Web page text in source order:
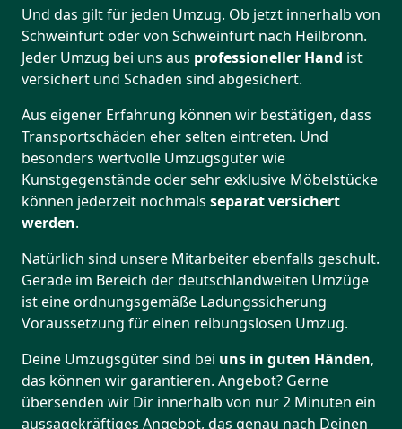
Und das gilt für jeden Umzug. Ob jetzt innerhalb von
Schweinfurt oder von Schweinfurt nach Heilbronn.
Jeder Umzug bei uns aus professioneller Hand ist
versichert und Schäden sind abgesichert.
Aus eigener Erfahrung können wir bestätigen, dass
Transportschäden eher selten eintreten. Und
besonders wertvolle Umzugsgüter wie
Kunstgegenstände oder sehr exklusive Möbelstücke
können jederzeit nochmals separat versichert
werden.
Natürlich sind unsere Mitarbeiter ebenfalls geschult.
Gerade im Bereich der deutschlandweiten Umzüge
ist eine ordnungsgemäße Ladungssicherung
Voraussetzung für einen reibungslosen Umzug.
Deine Umzugsgüter sind bei uns in guten Händen,
das können wir garantieren. Angebot? Gerne
übersenden wir Dir innerhalb von nur 2 Minuten ein
aussagekräftiges Angebot, das genau nach Deinen